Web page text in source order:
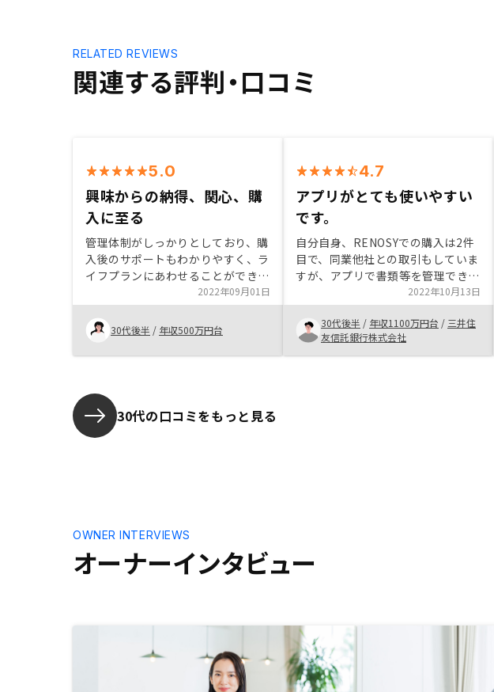
関連する評判・口コミ
RELATED REVIEWS
5.0
興味からの納得、関心、購
入に至る
管理体制がしっかりとしており、購
入後のサポートもわかりやすく、ラ
イフプランにあわせることができま
した。デメリットもしっかり理解
し、メリット要素が強くなったこと
で購入する決心となりました。今
後、ライフプランに左右されること
なく運用できそうです。
2022年09月01日
30代後半 / 年収500万円台
4.7
アプリがとても使いやすい
です。
自分自身、RENOSYでの購入は2件
目で、同業他社との取引もしていま
すが、アプリで書類等を管理できる
ところがとにかく便利です。特に書
類の整理が苦手なので、アプリを見
れば ほとんどの物がわかるという
ところがいいです。物件紹介時の資
料はシミュレーションもまとまって
2022年10月13日
30代後半 / 年収1100万円台 / 三井住
友信託銀行株式会社
30代の口コミをもっと見る
オーナーインタビュー
OWNER INTERVIEWS